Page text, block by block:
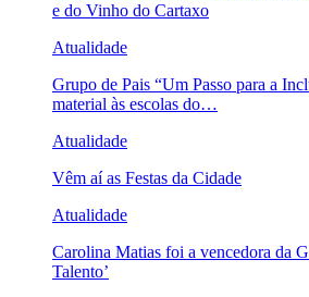
e do Vinho do Cartaxo
Atualidade
Grupo de Pais “Um Passo para a
material às escolas do…
Atualidade
Vêm aí as Festas da Cidade
Atualidade
Carolina Matias foi a vencedora da
Talento’